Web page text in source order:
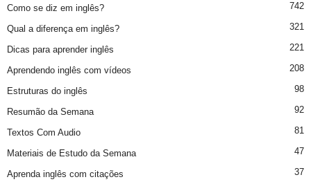
Como se diz em inglês? 742
Qual a diferença em inglês? 321
Dicas para aprender inglês 221
Aprendendo inglês com vídeos 208
Estruturas do inglês 98
Resumão da Semana 92
Textos Com Audio 81
Materiais de Estudo da Semana 47
Aprenda inglês com citações 37